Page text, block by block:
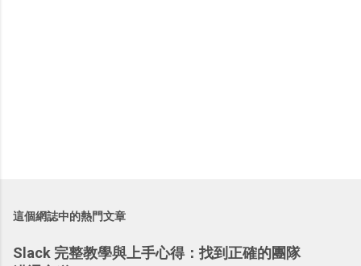
這個網誌中的熱門文章
Slack 完整教學與上手心得：找到正確的團隊